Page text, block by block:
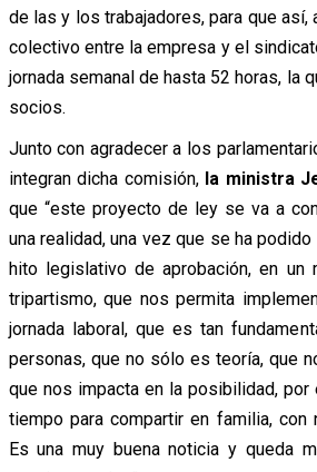
de las y los trabajadores, para que así,
colectivo entre la empresa y el
jornada semanal de hasta 52 horas, la
socios.
Junto con agradecer a los
integran dicha comisión, la ministra
que “este proyecto de ley se va a
una realidad, una vez que se ha
hito legislativo de aprobación, en un
tripartismo, que nos permita
jornada laboral, que es tan
personas, que no sólo es teoría, que
que nos impacta en la posibilidad, por
tiempo para compartir en familia, con
Es una muy buena noticia y queda